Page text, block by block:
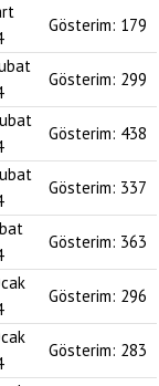
Gösterim: 179
Gösterim: 299
Gösterim: 438
Gösterim: 337
Gösterim: 363
Gösterim: 296
Gösterim: 283